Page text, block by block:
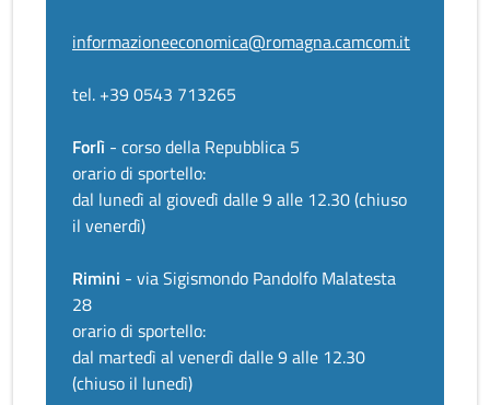
informazioneeconomica@romagna.camcom.it
tel. +39 0543 713265
Forlì - corso della Repubblica 5
orario di sportello:
dal lunedì al giovedì dalle 9 alle 12.30 (chiuso
il venerdì)
Rimini - via Sigismondo Pandolfo Malatesta
28
orario di sportello:
dal martedì al venerdì dalle 9 alle 12.30
(chiuso il lunedì)